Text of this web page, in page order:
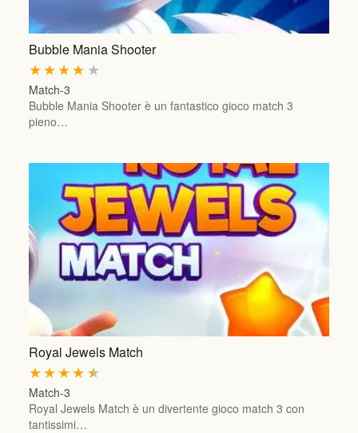
Bubble Mania Shooter
★
★
★
★
★
Match-3
Bubble Mania Shooter è un fantastico gioco match 3
pieno…
Royal Jewels Match
★
★
★
★
★
Match-3
Royal Jewels Match è un divertente gioco match 3 con
tantissimi…